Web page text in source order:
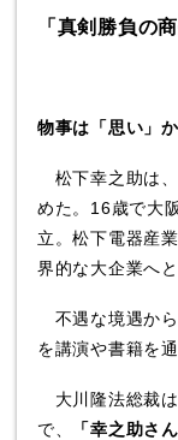
「真剣勝負の
物事は「思い」
松下幸之助は、
めた。16歳で大
立。松下電器産
界的な大企業へ
不遇な境遇から
を講演や書籍を
大川隆法総裁は
で、
「幸之助さ